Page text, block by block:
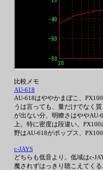
比較メモ
AU-618
AU-618はややかまぼこ、
うは言っても、量だけでなく
が出ない分、明瞭さはややAU-
上。特に密度は段違い。
野はAU-618がポップス、
c-JAYS
どちらも低音より。低域はc-
魔されずはっきり聴こえてく